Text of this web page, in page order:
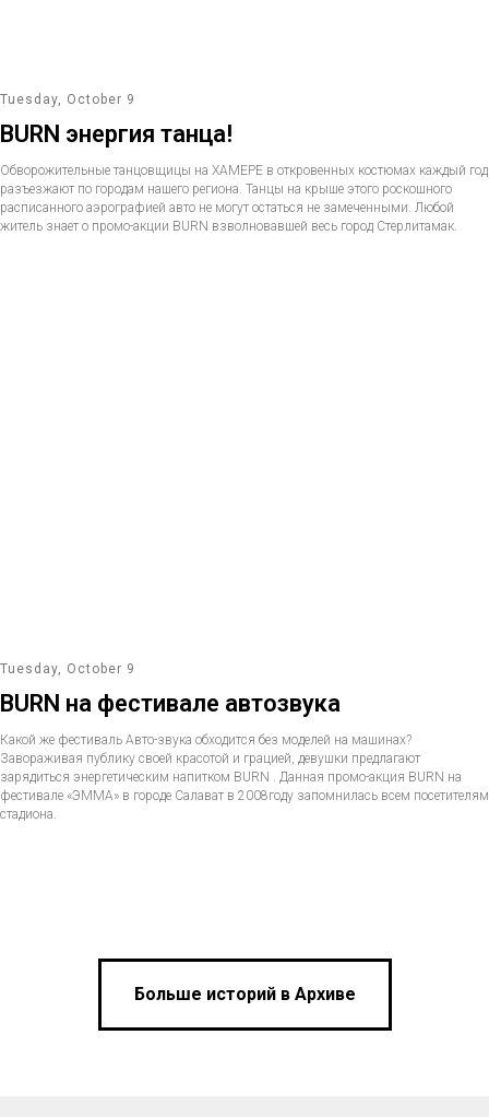
Tuesday, October 9
BURN энергия танца!
Обворожительные танцовщицы на ХАМЕРЕ в откровенных костюмах каждый год
разъезжают по городам нашего региона. Танцы на крыше этого роскошного
расписанного аэрографией авто не могут остаться не замеченными. Любой
житель знает о промо-акции BURN взволновавшей весь город Стерлитамак.
Tuesday, October 9
BURN на фестивале автозвука
Какой же фестиваль Авто-звука обходится без моделей на машинах?
Завораживая публику своей красотой и грацией, девушки предлагают
зарядиться энергетическим напитком BURN . Данная промо-акция BURN на
фестивале «ЭММА» в городе Салават в 2008году запомнилась всем посетителям
стадиона.
Больше историй в Архиве